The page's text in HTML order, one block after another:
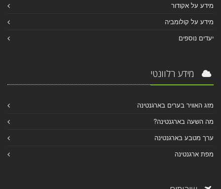
מידע על אקודור
מידע על קולומביה
יעדים נוספים
מידע רלוונטי
מזג האוויר בערים בארגנטינה
מה השעה בארגנטינה?
ערך מטבע בארגנטינה
מפת ארגנטינה